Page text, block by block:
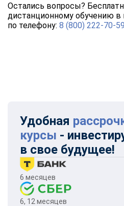
Остались вопросы?
дистанционному обучению
по телефону: 8 (800) 222-70-59
Удобная
курсы -
в свое будущее!
6 месяцев
6, 12 месяцев